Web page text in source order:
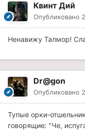
Квинт Дий
Опубликовано
Ненавижу Талмор!
Dr@gon
Опубликовано
Тупые орки-
говорящие: "Че,